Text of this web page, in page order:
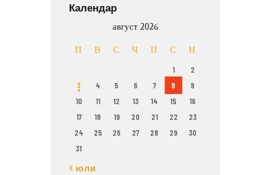
Календар
август 2026
П В С Ч П С Н
1
2
3
4 5 6 7 8
9
10
11 12 13 14 15
16
17
18 19 20 21 22
23
24
25 26 27 28 29
30
31
« юли